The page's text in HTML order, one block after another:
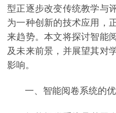
型正逐步改变传统教学与
为一种创新的技术应用，
来趋势。本文将探讨智能
及未来前景，并展望其对
影响。
一、智能阅卷系统的